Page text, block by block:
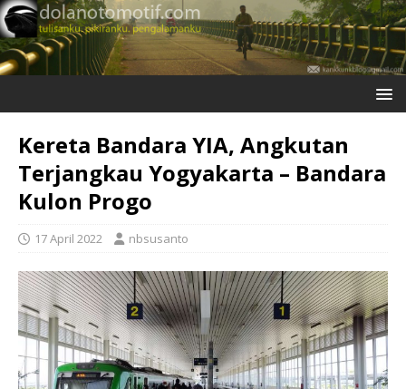
Kereta Bandara YIA, Angkutan
Terjangkau Yogyakarta – Bandara
Kulon Progo
17 April 2022 nbsusanto